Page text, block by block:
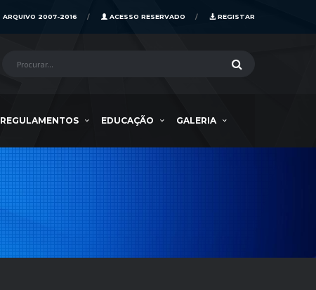
REGISTAR
ACESSO RESERVADO
ARQUIVO 2007-2016
REGULAMENTOS EDUCAÇÃO GALERIA